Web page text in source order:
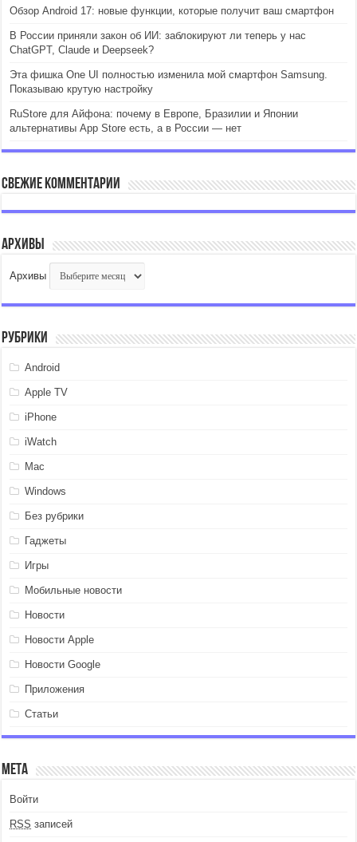
Обзор Android 17: новые функции, которые получит ваш смартфон
В России приняли закон об ИИ: заблокируют ли теперь у нас
ChatGPT, Claude и Deepseek?
Эта фишка One UI полностью изменила мой смартфон Samsung.
Показываю крутую настройку
RuStore для Айфона: почему в Европе, Бразилии и Японии
альтернативы App Store есть, а в России — нет
Свежие комментарии
Архивы
Архивы
Рубрики
Android
Apple TV
iPhone
iWatch
Mac
Windows
Без рубрики
Гаджеты
Игры
Мобильные новости
Новости
Новости Apple
Новости Google
Приложения
Статьи
Мета
Войти
RSS записей